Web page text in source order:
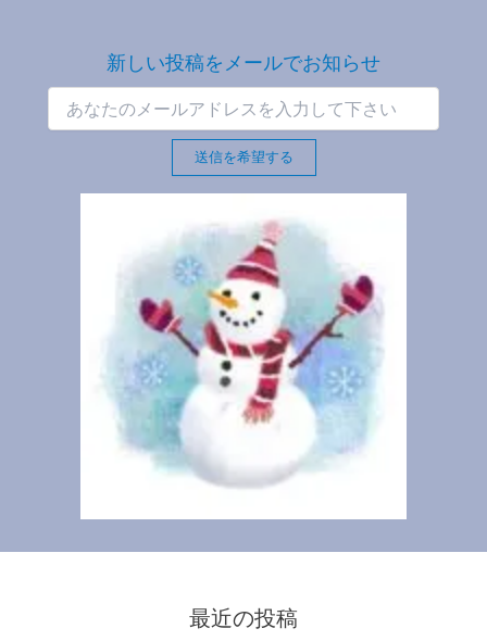
新しい投稿をメールでお知らせ
送信を希望する
最近の投稿